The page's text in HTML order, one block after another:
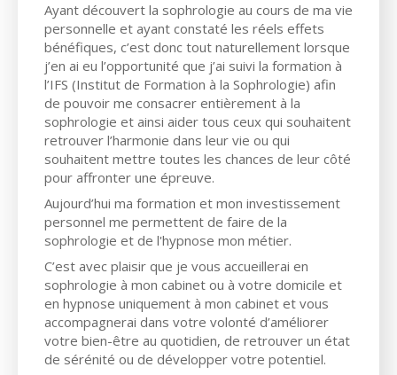
Ayant découvert la sophrologie au cours de ma vie
personnelle et ayant constaté les réels effets
bénéfiques, c’est donc tout naturellement lorsque
j’en ai eu l’opportunité que j’ai suivi la formation à
l’IFS (Institut de Formation à la Sophrologie) afin
de pouvoir me consacrer entièrement à la
sophrologie et ainsi aider tous ceux qui souhaitent
retrouver l’harmonie dans leur vie ou qui
souhaitent mettre toutes les chances de leur côté
pour affronter une épreuve.
Aujourd’hui ma formation et mon investissement
personnel me permettent de faire de la
sophrologie et de l'hypnose mon métier.
C’est avec plaisir que je vous accueillerai en
sophrologie à mon cabinet ou à votre domicile et
en hypnose uniquement à mon cabinet et vous
accompagnerai dans votre volonté d’améliorer
votre bien-être au quotidien, de retrouver un état
de sérénité ou de développer votre potentiel.